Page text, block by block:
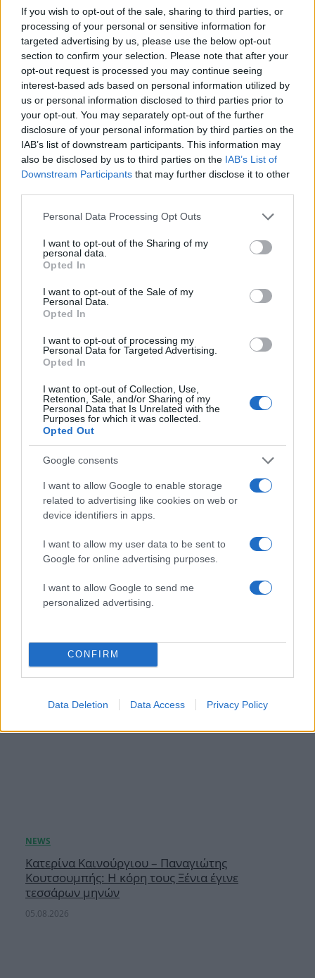
If you wish to opt-out of the sale, sharing to third parties, or
processing of your personal or sensitive information for
targeted advertising by us, please use the below opt-out
section to confirm your selection. Please note that after your
opt-out request is processed you may continue seeing
interest-based ads based on personal information utilized by
us or personal information disclosed to third parties prior to
your opt-out. You may separately opt-out of the further
disclosure of your personal information by third parties on the
IAB’s list of downstream participants. This information may
also be disclosed by us to third parties on the IAB’s List of
Downstream Participants that may further disclose it to other
Please note that this website/app uses one or more Google
not limited to your visit or usage behaviour. You may click to
grant or deny consent to Google and its third-party tags to
use your data for below specified purposes in below Google
consent section.
Personal Data Processing Opt Outs
I want to opt-out of the Sharing of my
personal data.
Opted In
I want to opt-out of the Sale of my
Personal Data.
Opted In
I want to opt-out of processing my
Personal Data for Targeted Advertising.
Opted In
I want to opt-out of Collection, Use,
Retention, Sale, and/or Sharing of my
Personal Data that Is Unrelated with the
Purposes for which it was collected.
Opted Out
Google consents
I want to allow Google to enable storage
related to advertising like cookies on web or
device identifiers in apps.
I want to allow my user data to be sent to
Google for online advertising purposes.
I want to allow Google to send me
personalized advertising.
CONFIRM
Data Deletion Data Access Privacy Policy
Γενέθλια για την Μέγκαν Μαρκλ: Οι τρυφερές
φωτογραφίες, το «ευχαριστώ» στους θαυμαστές
και η σιωπή από το Παλάτι
05.08.2026
Το νέο hobby του καλοκαιριού; Δημιουργία,
ζωγραφική και DIY στο σπίτι
31.07.2026
Κατερίνα Καινούργιου – Παναγιώτης
Κουτσουμπής: Η κόρη τους Ξένια έγινε
τεσσάρων μηνών
05.08.2026